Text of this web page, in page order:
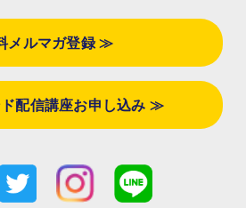
メルマガ登録 ≫
配信講座お申し込み ≫